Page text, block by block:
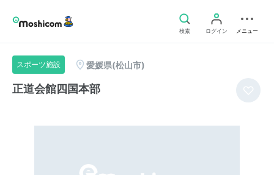
検索 ログイン メニュー
スポーツ施設 愛媛県(松山市)
正道会館四国本部